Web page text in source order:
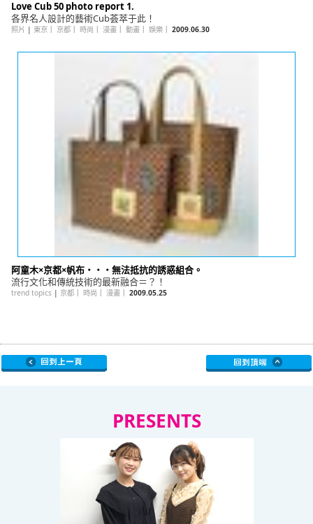
Love Cub 50 photo report 1.
各界名人設計的藝術Cub荟萃于此！
照片 | 東京｜ 京都｜ 時尚 漫畫｜ 動畫｜ 娛樂｜ 2009.06.30
阿童木×京都×帆布・・・無法抵抗的誘惑組合。
流行文化和傳統技術的最新融合＝？！
trend topics| 京都｜ 時尚 ｜ 漫畫｜ 2009.05.25
PRESENTS